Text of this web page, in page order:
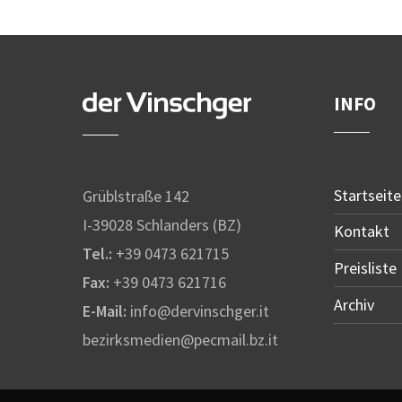
Grüblstraße 142
I-39028 Schlanders (BZ)
Tel.: +39 0473 621715
Fax: +39 0473 621716
E-Mail: info@dervinschger.it
bezirksmedien@pecmail.bz.it
INFO
Startseite
Kontakt
Preisliste
Archiv